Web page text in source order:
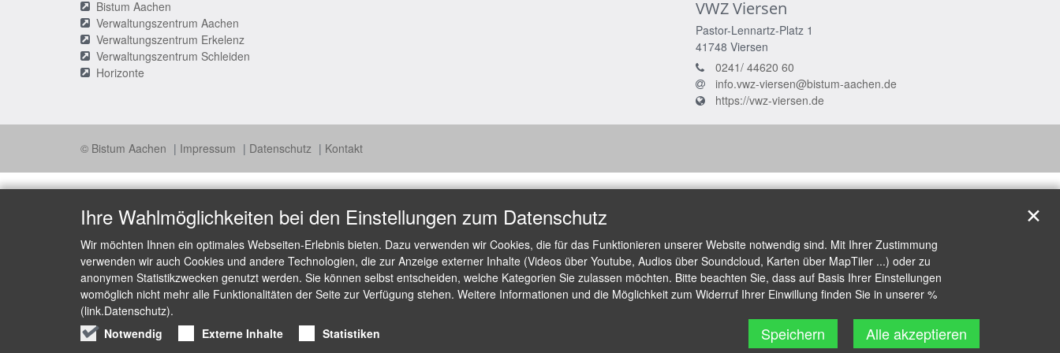
Bistum Aachen
Verwaltungszentrum Aachen
Verwaltungszentrum Erkelenz
Verwaltungszentrum Schleiden
Horizonte
VWZ Viersen
Pastor-Lennartz-Platz 1
41748 Viersen
0241/ 44620 60
info.vwz-viersen@bistum-aachen.de
https://vwz-viersen.de
© Bistum Aachen Impressum Datenschutz Kontakt
Ihre Wahlmöglichkeiten bei den Einstellungen zum Datenschutz
Wir möchten Ihnen ein optimales Webseiten-Erlebnis bieten. Dazu verwenden wir Cookies, die für das Funktionieren unserer Website notwendig sind. Mit Ihrer Zustimmung
verwenden wir auch Cookies und andere Technologien, die zur Anzeige externer Inhalte (Videos über Youtube, Audios über Soundcloud, Karten über MapTiler ...) oder zu
anonymen Statistikzwecken genutzt werden. Sie können selbst entscheiden, welche Kategorien Sie zulassen möchten. Bitte beachten Sie, dass auf Basis Ihrer Einstellungen
womöglich nicht mehr alle Funktionalitäten der Seite zur Verfügung stehen. Weitere Informationen und die Möglichkeit zum Widerruf Ihrer Einwillung finden Sie in unserer %
(link.Datenschutz).
Notwendig
Externe Inhalte Statistiken Speichern Alle akzeptieren
✕